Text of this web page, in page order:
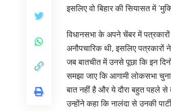
इसलिए वो बिहार की सियासत में
विधानसभा के अपने चेंबर में
अनौपचारिक थी, इसलिए पत्रकारों
जब बातचीत में उनसे पूछा कि इन
समझा जाए कि आगामी लोकसभा
बात नहीं है और ये दौरा बहुत पहले से
उन्होंने कहा कि नालंदा से उनकी